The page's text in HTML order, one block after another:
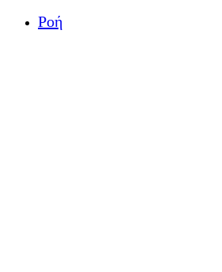
Ροή